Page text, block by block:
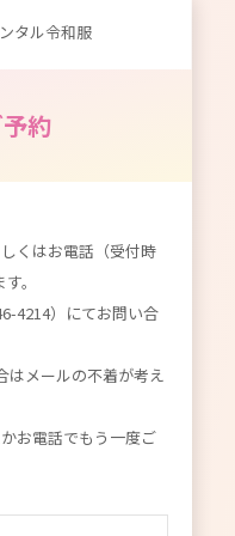
タル令和服
約
くはお電話（受付時
。
4214）にてお問い合
はメールの不着が考え
お電話でもう一度ご